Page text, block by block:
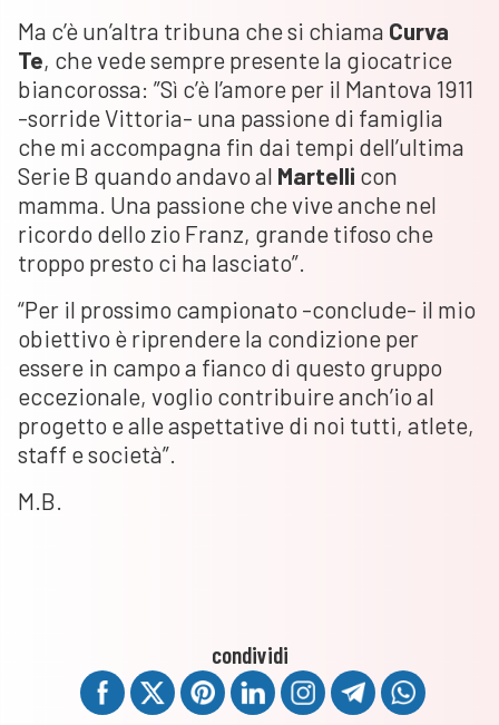
Ma c’è un’altra tribuna che si chiama Curva
Te, che vede sempre presente la giocatrice
biancorossa: ”Sì c’è l’amore per il Mantova 1911
-sorride Vittoria- una passione di famiglia
che mi accompagna fin dai tempi dell’ultima
Serie B quando andavo al Martelli con
mamma. Una passione che vive anche nel
ricordo dello zio Franz, grande tifoso che
troppo presto ci ha lasciato”.
“Per il prossimo campionato -conclude- il mio
obiettivo è riprendere la condizione per
essere in campo a fianco di questo gruppo
eccezionale, voglio contribuire anch’io al
progetto e alle aspettative di noi tutti, atlete,
staff e società”.
M.B.
condividi